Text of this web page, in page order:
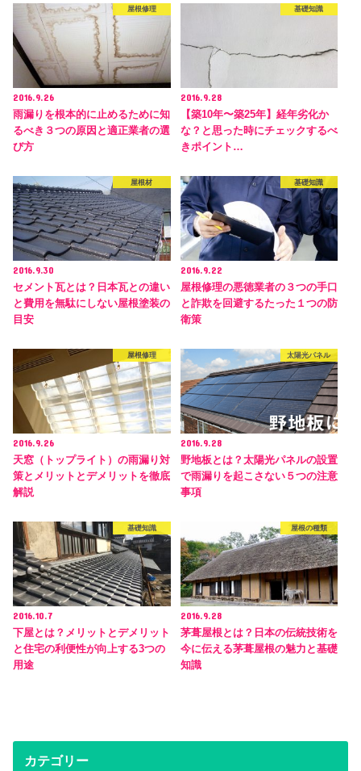
屋根修理
2016.9.26
雨漏りを根本的に止めるために知
るべき３つの原因と適正業者の選
び方
基礎知識
2016.9.28
【築10年〜築25年】経年劣化か
な？と思った時にチェックするべ
きポイント…
屋根材
2016.9.30
セメント瓦とは？日本瓦との違い
と費用を無駄にしない屋根塗装の
目安
基礎知識
2016.9.22
屋根修理の悪徳業者の３つの手口
と詐欺を回避するたった１つの防
衛策
屋根修理
2016.9.26
天窓（トップライト）の雨漏り対
策とメリットとデメリットを徹底
解説
太陽光パネル
2016.9.28
野地板とは？太陽光パネルの設置
で雨漏りを起こさない５つの注意
事項
基礎知識
2016.10.7
下屋とは？メリットとデメリット
と住宅の利便性が向上する3つの
用途
屋根の種類
2016.9.28
茅葺屋根とは？日本の伝統技術を
今に伝える茅葺屋根の魅力と基礎
知識
カテゴリー